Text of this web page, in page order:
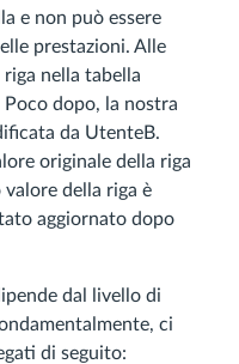
e non può essere
prestazioni. Alle
nella tabella
dopo, la nostra
da UtenteB.
originale della riga
della riga è
aggiornato dopo
dal livello di
ci
di seguito: